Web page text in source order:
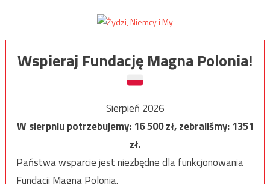
Wspieraj Fundację Magna Polonia!
Sierpień 2026
W sierpniu potrzebujemy:16 500zł, zebraliśmy:1351
zł.
Państwa wsparcie jest niezbędne dla funkcjonowania
Fundacji Magna Polonia.